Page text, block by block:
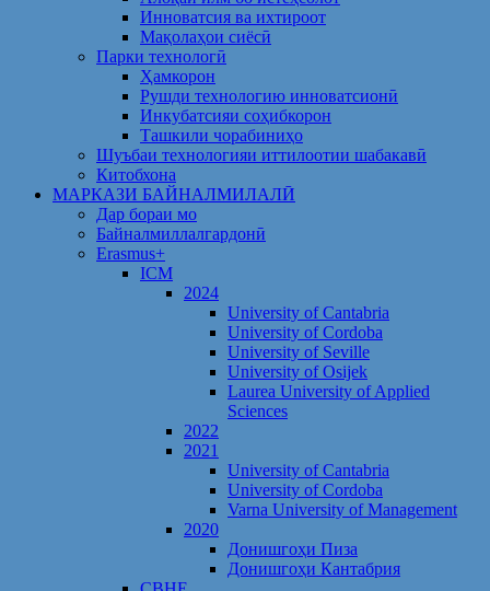
Инноватсия ва ихтироот
Мақолаҳои сиёсӣ
Парки технологӣ
Ҳамкорон
Рушди технологию инноватсионӣ
Инкубатсияи соҳибкорон
Ташкили чорабиниҳо
Шуъбаи технологияи иттилоотии шабакавӣ
Китобхона
МАРКАЗИ БАЙНАЛМИЛАЛӢ
Дар бораи мо
Байналмиллалгардонӣ
Erasmus+
ICM
2024
University of Cantabria
University of Cordoba
University of Seville
University of Osijek
Laurea University of Applied
Sciences
2022
2021
University of Cantabria
University of Cordoba
Varna University of Management
2020
Донишгоҳи Пиза
Донишгоҳи Кантабрия